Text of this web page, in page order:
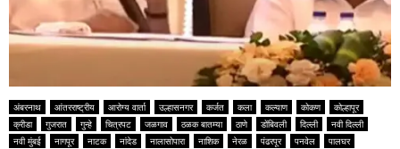
अंबरनाथ आंतरराष्ट्रीय आरोग्य वार्ता उल्हासनगर कर्जत कला कल्याण कोकण
कोल्हापूर
क्रीडा
गुजरात गुन्हे चित्रपट जळगाव ठळक बातम्या ठाणे डोंबिवली दिल्ली
नवी दिल्ली
नवी मुंबई
नागपूर नाटक नांदेड नालासोपारा नाशिक नेरळ पंढरपूर पनवेल
पालघर